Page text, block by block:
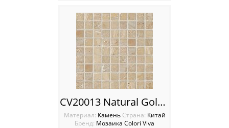
CV20013 Natural Golden Travertin Мозаика Colori Viva Natural Stone
Материал: Камень Cтрана: Китай
Бренд: Мозаика Colori Viva